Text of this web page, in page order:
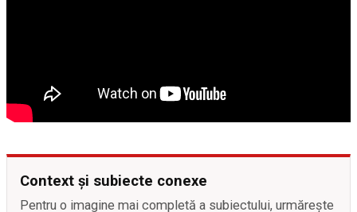
Context și subiecte conexe
Pentru o imagine mai completă a subiectului, urmărește